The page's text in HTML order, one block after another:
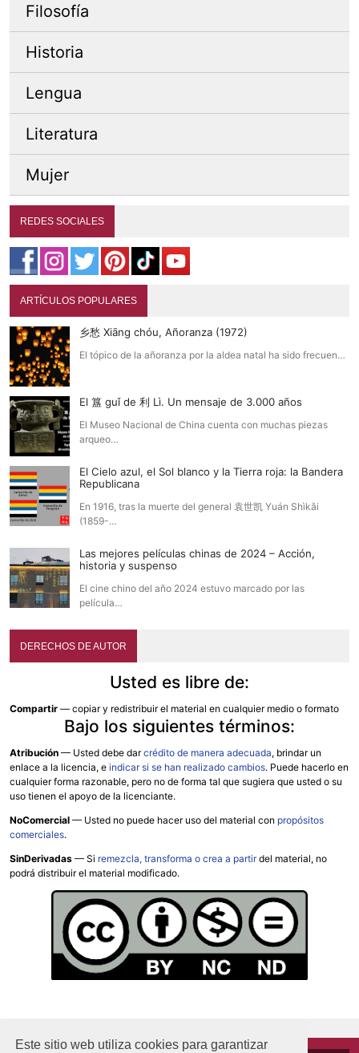
Este sitio web utiliza cookies para garantizar
Filosofía
Historia
Lengua
Literatura
Mujer
REDES SOCIALES
ARTÍCULOS POPULARES
乡愁 Xiāng chóu, Añoranza (1972)
El tópico de la añoranza por la aldea natal ha sido frecuen…
El 簋 guǐ de 利 Lì. Un mensaje de 3.000 años
El Museo Nacional de China cuenta con muchas piezas
arqueo…
El Cielo azul, el Sol blanco y la Tierra roja: la Bandera
Republicana
En 1916, tras la muerte del general 袁世凯 Yuán Shìkǎi
(1859-…
Las mejores películas chinas de 2024 – Acción,
historia y suspenso
El cine chino del año 2024 estuvo marcado por las
película…
DERECHOS DE AUTOR
Usted es libre de:
Compartir — copiar y redistribuir el material en cualquier medio o formato
Bajo los siguientes términos:
Atribución — Usted debe darcrédito de manera adecuada, brindar un
enlace a la licencia, e indicar si se han realizado cambios. Puede hacerlo en
cualquier forma razonable, pero no de forma tal que sugiera que usted o su
uso tienen el apoyo de la licenciante.
NoComercial — Usted no puede hacer uso del material con propósitos
comerciales.
SinDerivadas — Si remezcla, transforma o crea a partirdel material, no
podrá distribuir el material modificado.